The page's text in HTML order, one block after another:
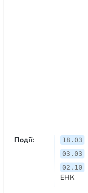
Події: 18.03
03.03
02.10
ЕНК